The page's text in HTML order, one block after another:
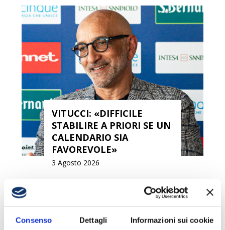
Consenso Dettagli Informazioni sui cookie
VITUCCI: «DIFFICILE
STABILIRE A PRIORI SE UN
CALENDARIO SIA
FAVOREVOLE»
3 Agosto 2026